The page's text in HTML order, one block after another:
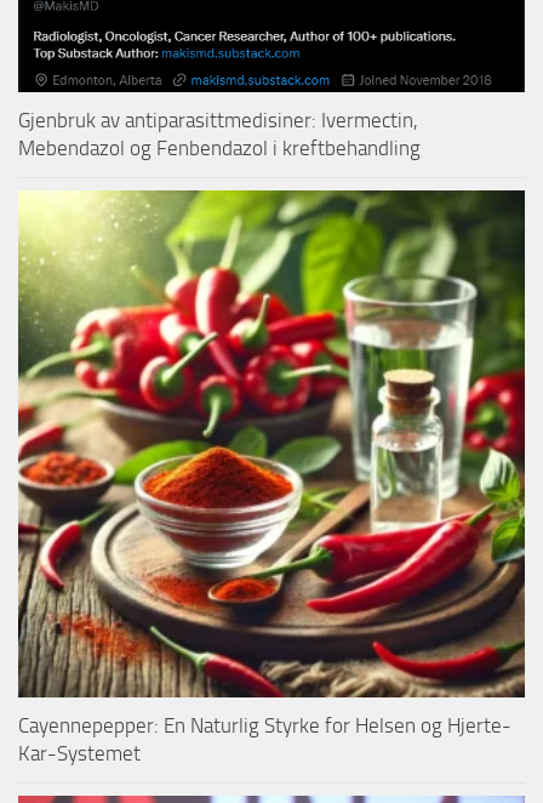
Gjenbruk av antiparasittmedisiner: Ivermectin,
Mebendazol og Fenbendazol i kreftbehandling
Cayennepepper: En Naturlig Styrke for Helsen og Hjerte-
Kar-Systemet